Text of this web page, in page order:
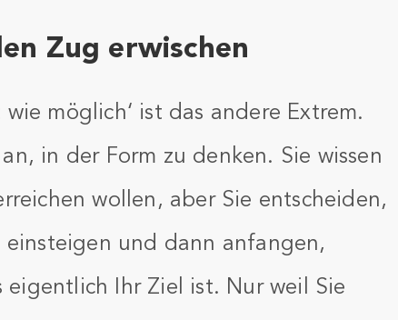
Zug erwischen
möglich‘ ist das andere Extrem.
in der Form zu denken. Sie wissen
wollen, aber Sie entscheiden,
und dann anfangen,
eigentlich Ihr Ziel ist. Nur weil Sie